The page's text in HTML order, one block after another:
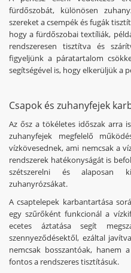
fürdőszobát, különösen
szereket a csempék és fugák
hogy a fürdőszobai textíliák,
rendszeresen tisztítva és
figyeljünk a páratartalom
segítségével is, hogy elkerüljük a
Csapok és zuhanyfejek
Az ősz a tökéletes időszak arra
zuhanyfejek megfelelő
vízkövesednek, ami nemcsak a
rendszerek hatékonyságát is
szétszerelni és alaposan
zuhanyrózsákat.
A csaptelepek karbantartása
egy szűrőként funkcionál a
ecetes áztatása segít
szennyeződésektől, ezáltal
nemcsak bosszantóak, hanem
fontos a rendszeres tisztításuk.